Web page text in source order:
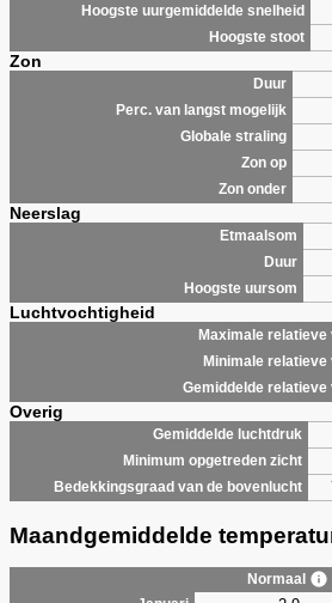
Hoogste uurgemiddelde snelheid
Hoogste stoot
Zon
Duur
Perc. van langst mogelijk
Globale straling
Zon op
Zon onder
Neerslag
Etmaalsom
Duur
Hoogste uursom
Luchtvochtigheid
Maximale relatieve
Minimale relatieve
Gemiddelde relatieve
Overig
Gemiddelde luchtdruk
Minimum opgetreden zicht
Bedekkingsgraad van de bovenlucht
Maandgemiddelde
Normaal